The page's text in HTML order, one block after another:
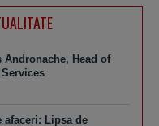
Andronache, Head of
afaceri: Lipsa de